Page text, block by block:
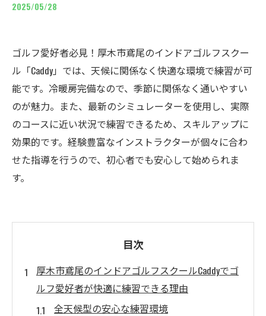
2025/05/28
ゴルフ愛好者必見！厚木市鳶尾のインドアゴルフスクー
ル「Caddy」では、天候に関係なく快適な環境で練習が可
能です。冷暖房完備なので、季節に関係なく通いやすい
のが魅力。また、最新のシミュレーターを使用し、実際
のコースに近い状況で練習できるため、スキルアップに
効果的です。経験豊富なインストラクターが個々に合わ
せた指導を行うので、初心者でも安心して始められま
す。
目次
厚木市鳶尾のインドアゴルフスクールCaddyでゴ
ルフ愛好者が快適に練習できる理由
全天候型の安心な練習環境